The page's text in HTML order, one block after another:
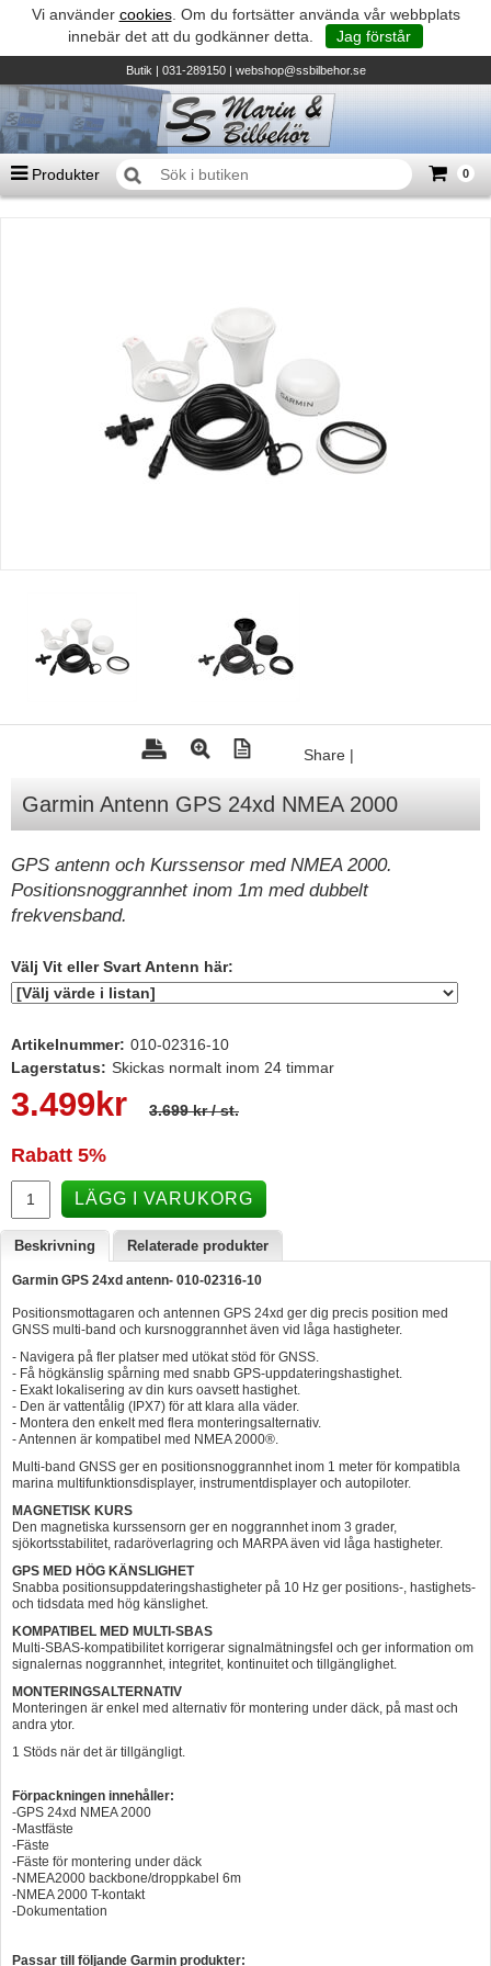
Vi använder cookies. Om du fortsätter använda vår webbplats
innebär det att du godkänner detta.
Jag förstår
Butik| 031-289150 | webshop@ssbilbehor.se
Produkter 0
Suzuki - Utombordare
Suzumar - Gummibåtar
Honda - Utombordare
HonWave - Gummibåtar
Volvo Penta Servicedelar
Yanmar Servicedelar
Mercury Servicedelar
Humminbird
Simrad
Båttillbehör
Hummertina
Varta - Batterier
CTEK - Batteriladdare
Webasto - Dieselvärmare
Kamasa Tools - Verktyg
Calix - Packline - Takboxar
Thule - Takboxar
Thule - Lasthållare
LAGERRENSING
Begagnade Motorer & Båtar
Share |
Garmin Antenn GPS 24xd NMEA 2000
GPS antenn och Kurssensor med NMEA 2000.
Positionsnoggrannhet inom 1m med dubbelt
frekvensband.
Välj Vit eller Svart Antenn här:
Artikelnummer: 010-02316-10
Lagerstatus: Skickas normalt inom 24 timmar
3.499 kr 3.699 kr/ st.
Rabatt 5%
LÄGG I VARUKORG
Beskrivning Relaterade produkter
Garmin GPS 24xd antenn- 010-02316-10
Positionsmottagaren och antennen GPS 24xd ger dig precis position med
GNSS multi-band och kursnoggrannhet även vid låga hastigheter.
- Navigera på fler platser med utökat stöd för GNSS.
- Få högkänslig spårning med snabb GPS-uppdateringshastighet.
- Exakt lokalisering av din kurs oavsett hastighet.
- Den är vattentålig (IPX7) för att klara alla väder.
- Montera den enkelt med flera monteringsalternativ.
- Antennen är kompatibel med NMEA 2000®.
Multi-band GNSS ger en positionsnoggrannhet inom 1 meter för kompatibla
marina multifunktionsdisplayer, instrumentdisplayer och autopiloter.
MAGNETISK KURS
Den magnetiska kurssensorn ger en noggrannhet inom 3 grader,
sjökortsstabilitet, radaröverlagring och MARPA även vid låga hastigheter.
GPS MED HÖG KÄNSLIGHET
Snabba positionsuppdateringshastigheter på 10 Hz ger positions-, hastighets-
och tidsdata med hög känslighet.
KOMPATIBEL MED MULTI-SBAS
Multi-SBAS-kompatibilitet korrigerar signalmätningsfel och ger information om
signalernas noggrannhet, integritet, kontinuitet och tillgänglighet.
MONTERINGSALTERNATIV
Monteringen är enkel med alternativ för montering under däck, på mast och
andra ytor.
1 Stöds när det är tillgängligt.
Förpackningen innehåller:
-GPS 24xd NMEA 2000
-Mastfäste
-Fäste
-Fäste för montering under däck
-NMEA2000 backbone/droppkabel 6m
-NMEA 2000 T-kontakt
-Dokumentation
Passar till följande Garmin produkter: